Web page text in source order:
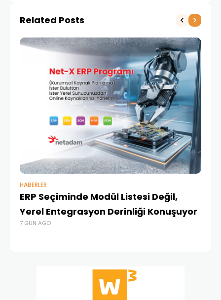
Related Posts
HABERLER
ERP Seçiminde Modül Listesi Değil,
Yerel Entegrasyon Derinliği Konuşuyor
7 GÜN AGO